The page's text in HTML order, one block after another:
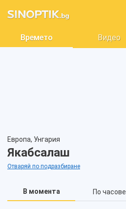
Времето Видео
Европа, Унгария
Якабсалаш
Отваряй по подразбиране
В момента По часове